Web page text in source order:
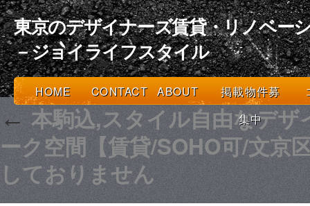
東京のデザイナーズ賃貸・リノベー
－ジョイライフスタイル
HOME CONTACT ABOUT
掲載物件募
集中
←本駒込,スタイル自由なデ
ーク空間【賃貸/SOHO可/文京
しておりません